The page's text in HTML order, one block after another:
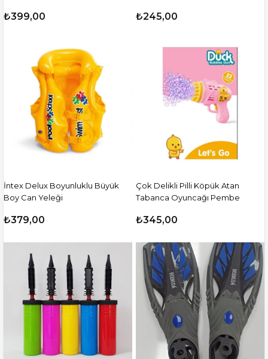
₺399,00 ₺245,00
İntex Delux Boyunluklu Büyük
Boy Can Yeleği
₺379,00
Çok Delikli Pilli Köpük Atan
Tabanca Oyuncağı Pembe
₺345,00